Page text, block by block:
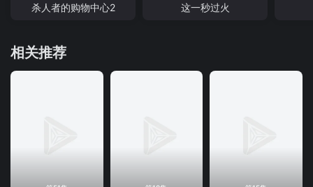
杀人者的购物中心2 这一秒过火
相关推荐